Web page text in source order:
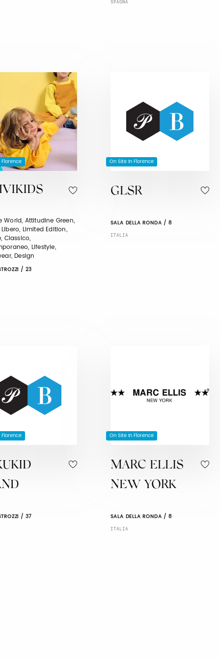
SPAGNA
World, Attitudine Green,
Limited Edition,
Classico,
Lifestyle,
Design
/ 23
On Site In Florence
GLSR
SALA DELLA RONDA / 8
ITALIA
/ 37
On Site In Florence
MARC ELLIS
NEW YORK
SALA DELLA RONDA / 8
ITALIA